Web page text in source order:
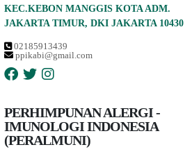
KEC.KEBON MANGGIS KOTA ADM.
JAKARTA TIMUR, DKI JAKARTA 10430
02185913439
ppikabi@gmail.com
PERHIMPUNAN ALERGI -
IMUNOLOGI INDONESIA
(PERALMUNI)